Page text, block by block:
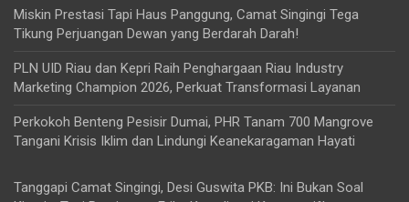
Miskin Prestasi Tapi Haus Panggung, Camat Singingi Tega
Tikung Perjuangan Dewan yang Berdarah Darah!
PLN UID Riau dan Kepri Raih Penghargaan Riau Industry
Marketing Champion 2026, Perkuat Transformasi Layanan
Perkokoh Benteng Pesisir Dumai, PHR Tanam 700 Mangrove
Tangani Krisis Iklim dan Lindungi Keanekaragaman Hayati
Tanggapi Camat Singingi, Desi Guswita PKB: Ini Bukan Soal